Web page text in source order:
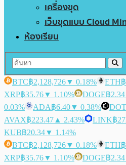
เครื่องขุด
เว็บขุดแบบ Cloud
ห้องเรียน
BTC฿2,128,726▼ 0.18% ETH
XRP฿35.76▼ 1.10% DOGE฿2.34
0.03%
ADA฿6.40▼ 0.38% DOT
AVAX฿223.47 ▲ 2.43% LINK฿
KUB฿20.34▼ 1.14%
BTC฿2,128,726▼ 0.18% ETH
XRP฿35.76▼ 1.10% DOGE฿2.34